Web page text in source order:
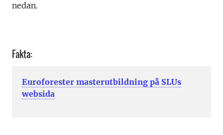
nedan.
Fakta:
Euroforester masterutbildning på SLUs
websida